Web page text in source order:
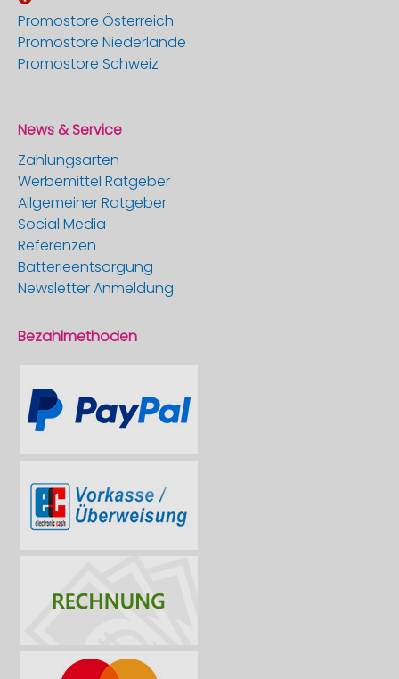
Promostore Österreich
Promostore Niederlande
Promostore Schweiz
News & Service
Zahlungsarten
Werbemittel Ratgeber
Allgemeiner Ratgeber
Social Media
Referenzen
Batterieentsorgung
Newsletter Anmeldung
Bezahlmethoden